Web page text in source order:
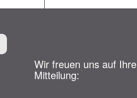
Wir freuen uns auf Ihre
Mitteilung: